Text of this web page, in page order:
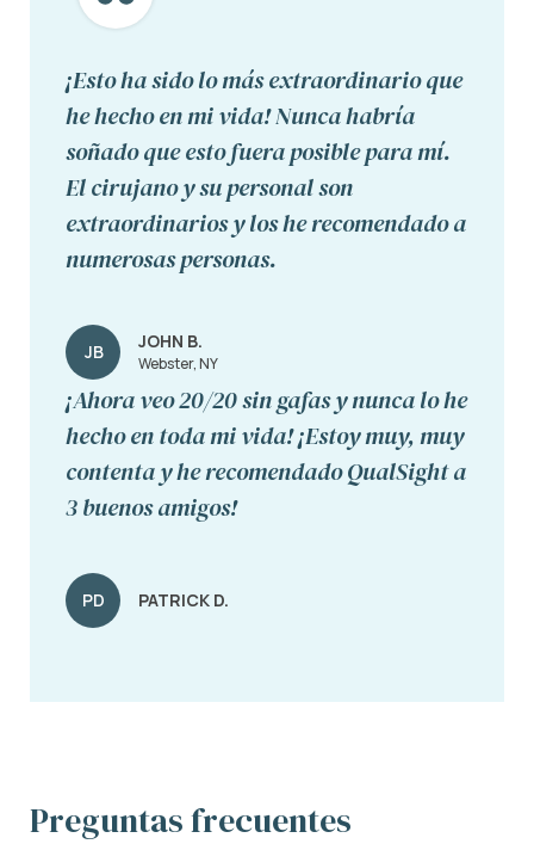
¡Esto ha sido lo más extraordinario que
he hecho en mi vida! Nunca habría
soñado que esto fuera posible para mí.
El cirujano y su personal son
extraordinarios y los he recomendado a
numerosas personas.
JB JOHN B.
Webster, NY
¡Ahora veo 20/20 sin gafas y nunca lo he
hecho en toda mi vida! ¡Estoy muy, muy
contenta y he recomendado QualSight a
3 buenos amigos!
PD PATRICK D.
Preguntas frecuentes